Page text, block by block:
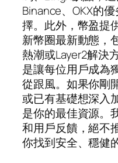
Binance、OKX的
擇。此外，幣盈提
新幣圈最新動態，
熱潮或Layer2解決
是讓每位用戶成為
從跟風。如果你剛
或已有基礎想深入
是你的最佳資源。
和用戶反饋，絕不
你找到安全、穩健